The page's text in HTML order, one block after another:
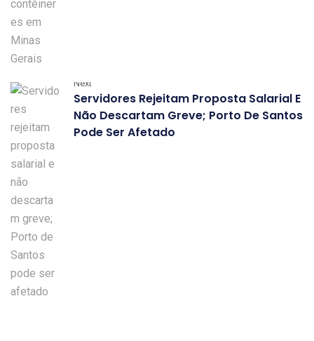
Next
Servidores Rejeitam Proposta Salarial E
Não Descartam Greve; Porto De Santos
Pode Ser Afetado